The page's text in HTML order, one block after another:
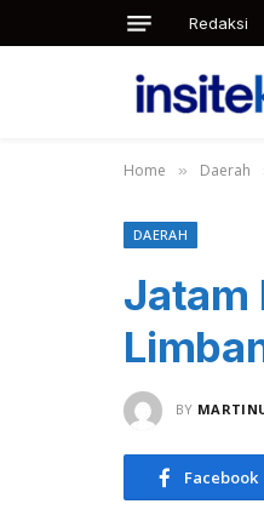
Redaksi
Home » Daerah
DAERAH
Jatam
BY
Facebook